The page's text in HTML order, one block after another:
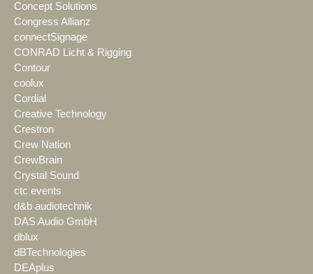
Concept Solutions
Congress Allianz
connectSignage
CONRAD Licht & Rigging
Contour
coolux
Cordial
Creative Technology
Crestron
Crew Nation
CrewBrain
Crystal Sound
ctc events
d&b audiotechnik
DAS Audio GmbH
dblux
dBTechnologies
DEAplus